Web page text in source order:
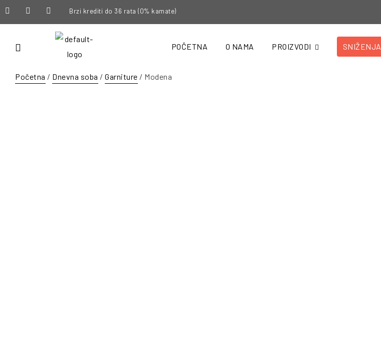
Brzi krediti do 36 rata (0% kamate)
POČETNA O NAMA PROIZVODI SNIŽENJA
Početna / Dnevna soba / Garniture / Modena